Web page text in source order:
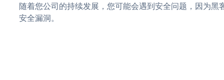
随着您公司的持续发展，您可能会遇到安全问题，因为
安全漏洞。